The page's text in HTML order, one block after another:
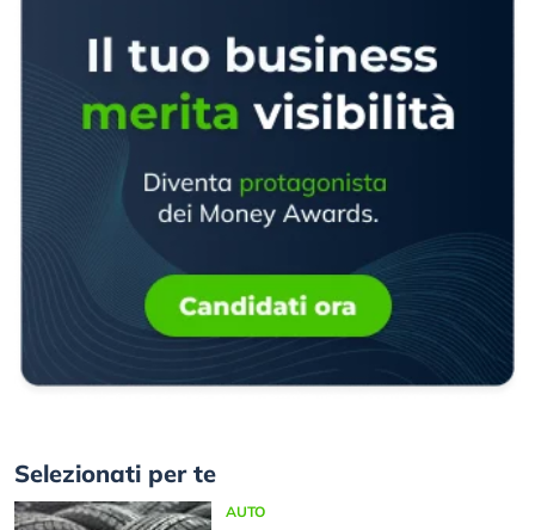
Selezionati per te
AUTO